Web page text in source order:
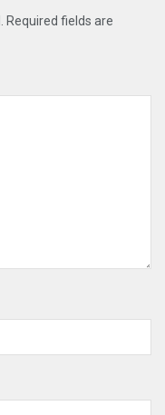
Required fields are